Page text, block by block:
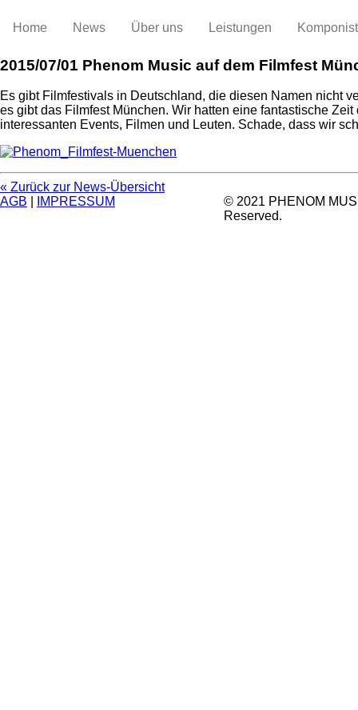
Home News Über uns Leistungen
2015/07/01 Phenom Music auf dem Filmfest
Es gibt Filmfestivals in Deutschland, die diesen Namen nicht
es gibt das Filmfest München. Wir hatten eine fantastische Zeit
interessanten Events, Filmen und Leuten. Schade, dass wir
« Zurück zur News-Übersicht
AGB
IMPRESSUM
© 2021 PHENOM
Reserved.